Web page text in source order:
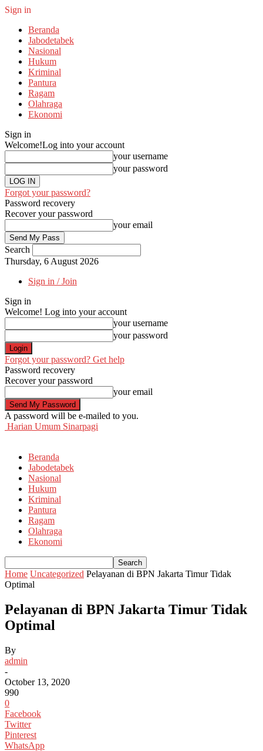
Sign in
Beranda
Jabodetabek
Nasional
Hukum
Kriminal
Pantura
Ragam
Olahraga
Ekonomi
Sign in
Welcome!Log into your account
your username
your password
Forgot your password?
Password recovery
Recover your password
your email
Search
Thursday, 6 August 2026
Sign in / Join
Sign in
Welcome! Log into your account
your username
your password
Forgot your password? Get help
Password recovery
Recover your password
your email
A password will be e-mailed to you.
Harian Umum Sinarpagi
Beranda
Jabodetabek
Nasional
Hukum
Kriminal
Pantura
Ragam
Olahraga
Ekonomi
Home Uncategorized Pelayanan di BPN Jakarta Timur Tidak
Optimal
Pelayanan di BPN Jakarta Timur Tidak
Optimal
By
admin
-
October 13, 2020
990
0
Facebook
Twitter
Pinterest
WhatsApp